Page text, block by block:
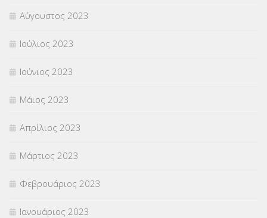
Αύγουστος 2023
Ιούλιος 2023
Ιούνιος 2023
Μάιος 2023
Απρίλιος 2023
Μάρτιος 2023
Φεβρουάριος 2023
Ιανουάριος 2023